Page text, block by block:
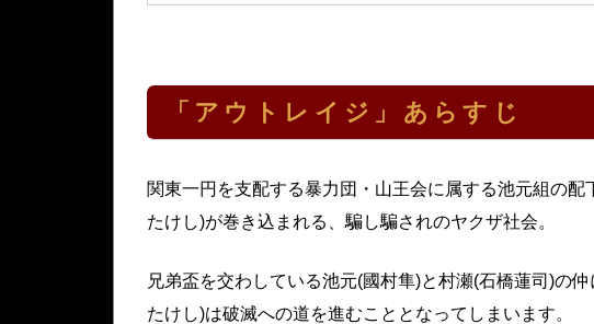
「アウトレイジ」あらすじ
関東一円を支配する暴力団・山王会に属する池元組の配
たけし)が巻き込まれる、騙し騙されのヤクザ社会。
兄弟盃を交わしている池元(國村隼)と村瀬(石橋蓮司)の
たけし)は破滅への道を進むこととなってしまいます。